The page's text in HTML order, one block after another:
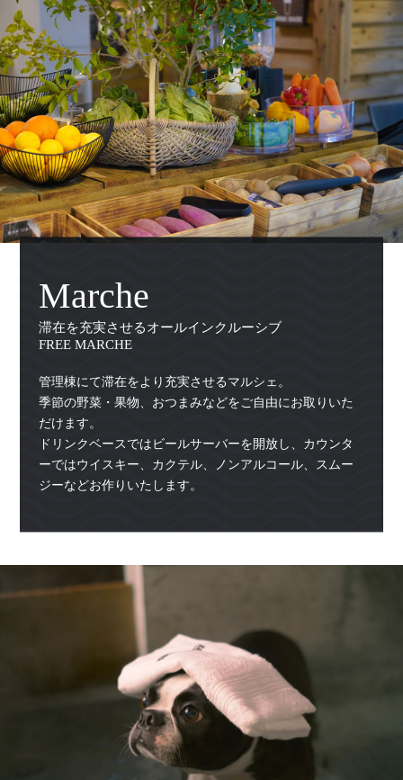
Marche
滞在を充実させるオールインクルーシブ
FREE MARCHE
管理棟にて滞在をより充実させるマルシェ。
季節の野菜・果物、おつまみなどをご自由にお取りいた
だけます。
ドリンクベースではビールサーバーを開放し、カウンタ
ーではウイスキー、カクテル、ノンアルコール、スムー
ジーなどお作りいたします。